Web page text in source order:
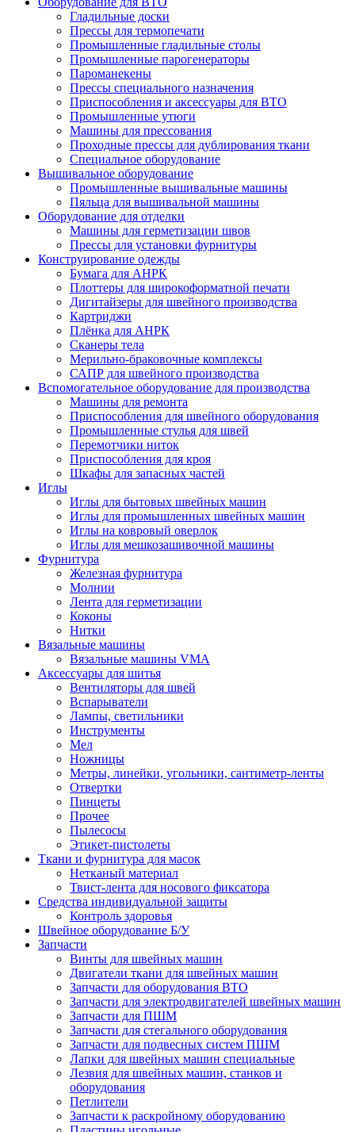
Гладильные доски
Прессы для термопечати
Промышленные гладильные столы
Промышленные парогенераторы
Пароманекены
Прессы специального назначения
Приспособления и аксессуары для ВТО
Промышленные утюги
Машины для прессования
Проходные прессы для дублирования ткани
Специальное оборудование
Вышивальное оборудование
Промышленные вышивальные машины
Пяльца для вышивальной машины
Оборудование для отделки
Машины для герметизации швов
Прессы для установки фурнитуры
Конструирование одежды
Бумага для АНРК
Плоттеры для широкоформатной печати
Дигитайзеры для швейного производства
Картриджи
Плёнка для АНРК
Сканеры тела
Мерильно-браковочные комплексы
САПР для швейного производства
Вспомогательное оборудование для производства
Машины для ремонта
Приспособления для швейного оборудования
Промышленные стулья для швей
Перемотчики ниток
Приспособления для кроя
Шкафы для запасных частей
Иглы
Иглы для бытовых швейных машин
Иглы для промышленных швейных машин
Иглы на ковровый оверлок
Иглы для мешкозашивочной машины
Фурнитура
Железная фурнитура
Молнии
Лента для герметизации
Коконы
Нитки
Вязальные машины
Вязальные машины VMA
Аксессуары для шитья
Вентиляторы для швей
Вспарыватели
Лампы, светильники
Инструменты
Мел
Ножницы
Метры, линейки, угольники, сантиметр-ленты
Отвертки
Пинцеты
Прочее
Пылесосы
Этикет-пистолеты
Ткани и фурнитура для масок
Нетканый материал
Твист-лента для носового фиксатора
Средства индивидуальной защиты
Контроль здоровья
Швейное оборудование Б/У
Запчасти
Винты для швейных машин
Двигатели ткани для швейных машин
Запчасти для оборудования ВТО
Запчасти для электродвигателей швейных машин
Запчасти для ПШМ
Запчасти для стегального оборудования
Запчасти для подвесных систем ПШМ
Лапки для швейных машин специальные
Лезвия для швейных машин, станков и
оборудования
Петлители
Запчасти к раскройному оборудованию